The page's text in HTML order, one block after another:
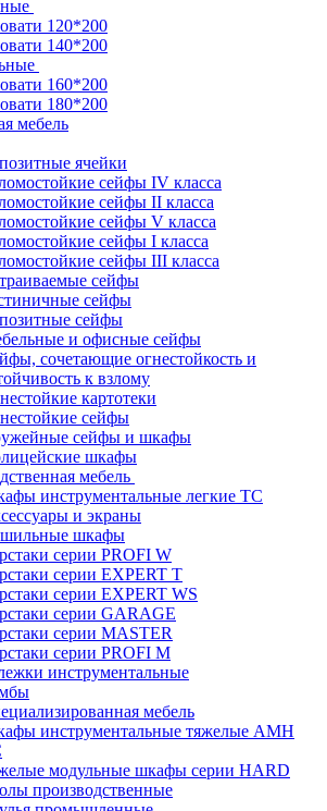
120*200
140*200
160*200
180*200
мебель
ячейки
сейфы IV класса
сейфы II класса
сейфы V класса
сейфы I класса
сейфы III класса
сейфы
сейфы
сейфы
и офисные сейфы
сочетающие огнестойкость и
к взлому
картотеки
сейфы
сейфы и шкафы
шкафы
мебель
инструментальные легкие ТС
и экраны
шкафы
серии PROFI W
серии EXPERT T
серии EXPERT WS
серии GARAGE
серии MASTER
серии PROFI M
инструментальные
мебель
инструментальные тяжелые AMH
модульные шкафы серии HARD
производственные